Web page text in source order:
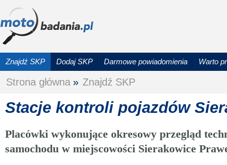
Znajdź SKP Dodaj SKP Darmowe powiadomienia Warto
Strona główna » Znajdź SKP
Stacje kontroli pojazdów
Placówki wykonujące okresowy przegląd
samochodu w miejscowości Sierakowice